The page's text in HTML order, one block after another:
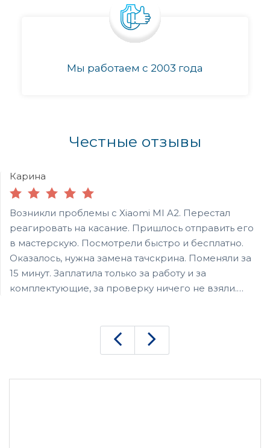
Мы работаем с 2003 года
Честные отзывы
Карина
Возникли проблемы с Xiaomi MI A2. Перестал
реагировать на касание. Пришлось отправить его
в мастерскую. Посмотрели быстро и бесплатно.
Оказалось, нужна замена тачскрина. Поменяли за
15 минут. Заплатила только за работу и за
комплектующие, за проверку ничего не взяли.